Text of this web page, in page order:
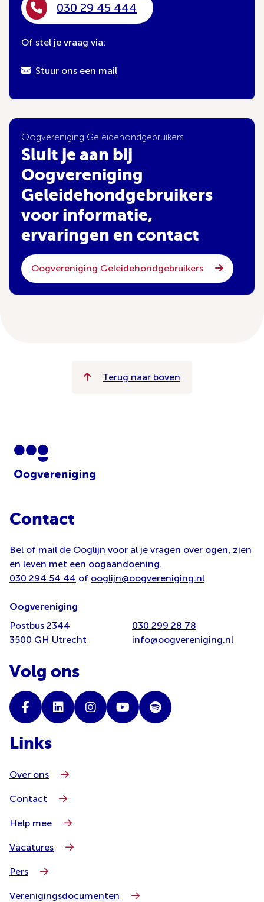
030 29 45 444
Of stel je vraag via:
Stuur ons een mail
Oogvereniging Geleidehondgebruikers
Sluit je aan bij
Oogvereniging
Geleidehondgebruikers
voor informatie,
ervaringen en contact
Oogvereniging Geleidehondgebruikers
Terug naar boven
Contact
Bel of mail de Ooglijn voor al je vragen over ogen, zien
en leven met een oogaandoening.
030 294 54 44 of ooglijn@oogvereniging.nl
Oogvereniging
Postbus 2344
3500 GH Utrecht
030 299 28 78
info@oogvereniging.nl
Volg ons
Links
Over ons
Contact
Help mee
Vacatures
Pers
Verenigingsdocumenten